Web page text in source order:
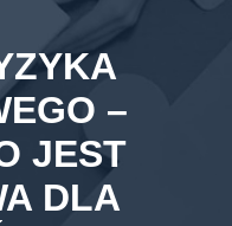
–
JEST
DLA